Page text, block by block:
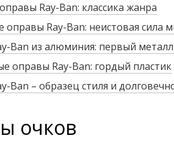
Ray-Ban: классика жанра
оправы Ray-Ban: неистовая сила
Ban из алюминия: первый
оправы Ray-Ban: гордый пластик
Ban – образец стиля и
очков